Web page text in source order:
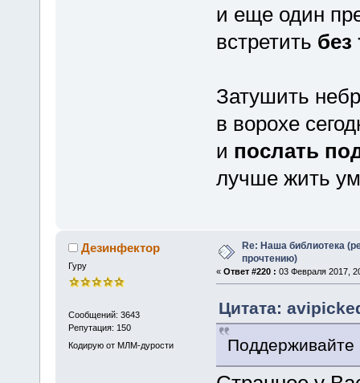
и еще один
встретить без
Затушить
в ворохе
и послать
лучше жить
Дезинфектор
Гуру
Сообщений: 3643
Репутация: 150
Кодирую от МЛМ-дурости
Re: Наша библиотека
прочтению)
« Ответ #220 : 03 Февраля 2017,
Цитата:
Поддерживайте